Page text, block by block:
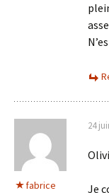
fabrice
24
Je